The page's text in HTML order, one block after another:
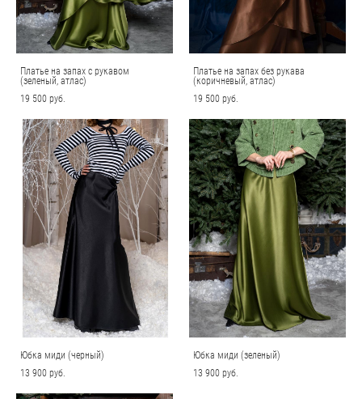
Платье на запах с рукавом
(зеленый, атлас)
19 500 pуб.
Платье на запах без рукава
(коричневый, атлас)
19 500 pуб.
Юбка миди (черный)
13 900 pуб.
Юбка миди (зеленый)
13 900 pуб.